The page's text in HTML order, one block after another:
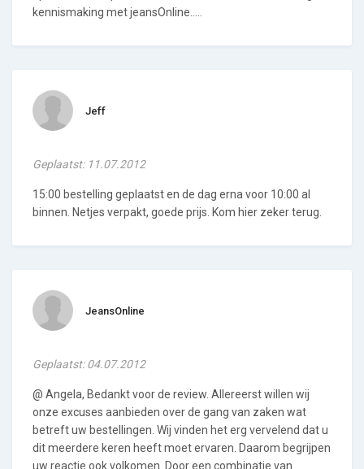
kennismaking met jeansOnline.....
Jeff
Geplaatst: 11.07.2012
15:00 bestelling geplaatst en de dag erna voor 10:00 al
binnen. Netjes verpakt, goede prijs. Kom hier zeker terug.
JeansOnline
Geplaatst: 04.07.2012
@ Angela, Bedankt voor de review. Allereerst willen wij
onze excuses aanbieden over de gang van zaken wat
betreft uw bestellingen. Wij vinden het erg vervelend dat u
dit meerdere keren heeft moet ervaren. Daarom begrijpen
uw reactie ook volkomen. Door een combinatie van